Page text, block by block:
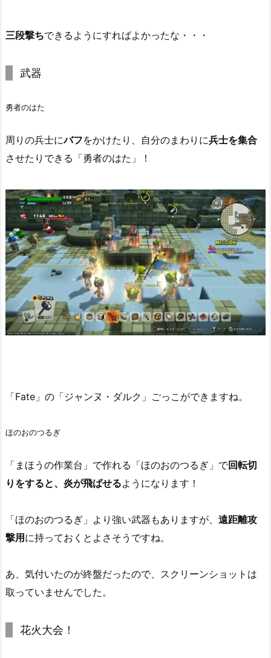
三段撃ちできるようにすればよかったな・・・
武器
勇者のはた
周りの兵士にバフをかけたり、自分のまわりに兵士を集合
させたりできる「勇者のはた」！
「Fate」の「ジャンヌ・ダルク」ごっこができますね。
ほのおのつるぎ
「まほうの作業台」で作れる「ほのおのつるぎ」で回転切
りをすると、炎が飛ばせるようになります！
「ほのおのつるぎ」より強い武器もありますが、 遠距離攻
撃用 に持っておくとよさそうですね。
あ、気付いたのが終盤だったので、スクリーンショットは
取っていませんでした。
花火大会！